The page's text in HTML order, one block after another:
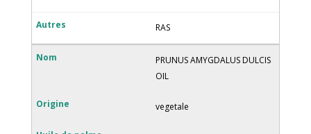
RAS
PRUNUS AMYGDALUS DULCIS
OIL
vegetale